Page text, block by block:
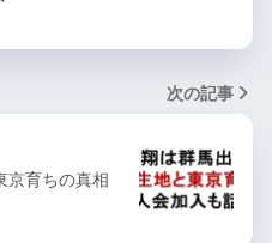
次の記事
京育ちの真相